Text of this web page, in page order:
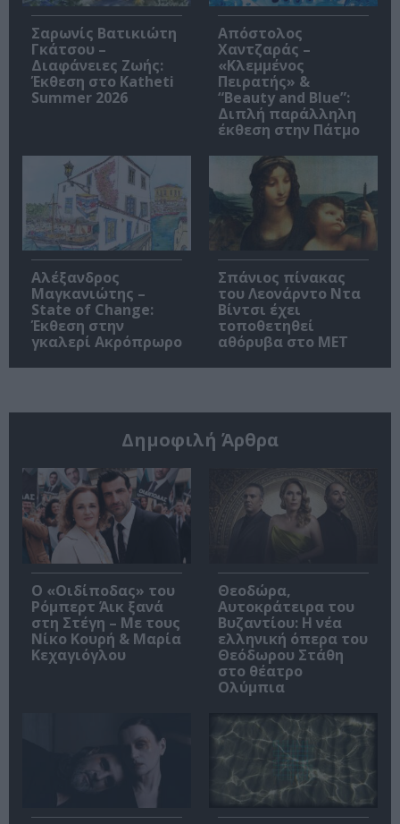
Σαρωνίς Βατικιώτη
Γκάτσου –
Διαφάνειες Ζωής:
Έκθεση στο Katheti
Summer 2026
Απόστολος
Χαντζαράς –
«Κλεμμένος
Πειρατής» &
“Beauty and Blue”:
Διπλή παράλληλη
έκθεση στην Πάτμο
Αλέξανδρος
Μαγκανιώτης –
State of Change:
Έκθεση στην
γκαλερί Ακρόπρωρο
Σπάνιος πίνακας
του Λεονάρντο Ντα
Βίντσι έχει
τοποθετηθεί
αθόρυβα στο MET
Δημοφιλή Άρθρα
O «Οιδίποδας» του
Ρόμπερτ Άικ ξανά
στη Στέγη – Με τους
Νίκο Κουρή & Μαρία
Κεχαγιόγλου
Θεοδώρα,
Αυτοκράτειρα του
Βυζαντίου: Η νέα
ελληνική όπερα του
Θεόδωρου Στάθη
στο θέατρο
Ολύμπια